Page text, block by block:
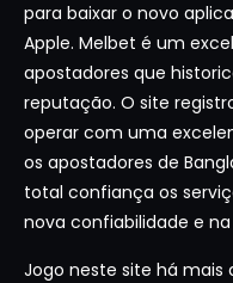
para baixar o novo
Apple. Melbet é um
apostadores que
reputação. O site
operar com uma
os apostadores de
total confiança os
nova confiabilidade e
Jogo neste site há mais